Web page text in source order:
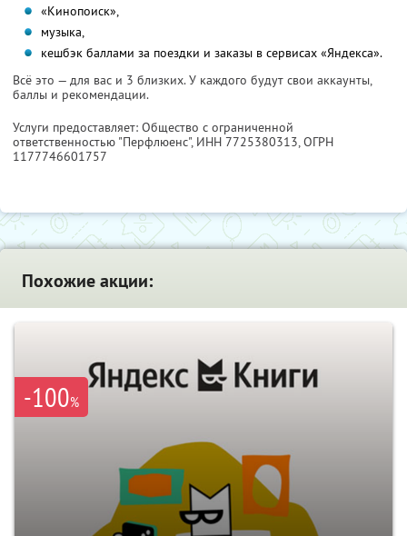
«Кинопоиск»,
музыка,
кешбэк баллами за поездки и заказы в сервисах «Яндекса».
Всё это — для вас и 3 близких. У каждого будут свои аккаунты,
баллы и рекомендации.
Услуги предоставляет: Общество с ограниченной
ответственностью "Перфлюенс", ИНН 7725380313, ОГРН
1177746601757
Похожие акции:
-100%